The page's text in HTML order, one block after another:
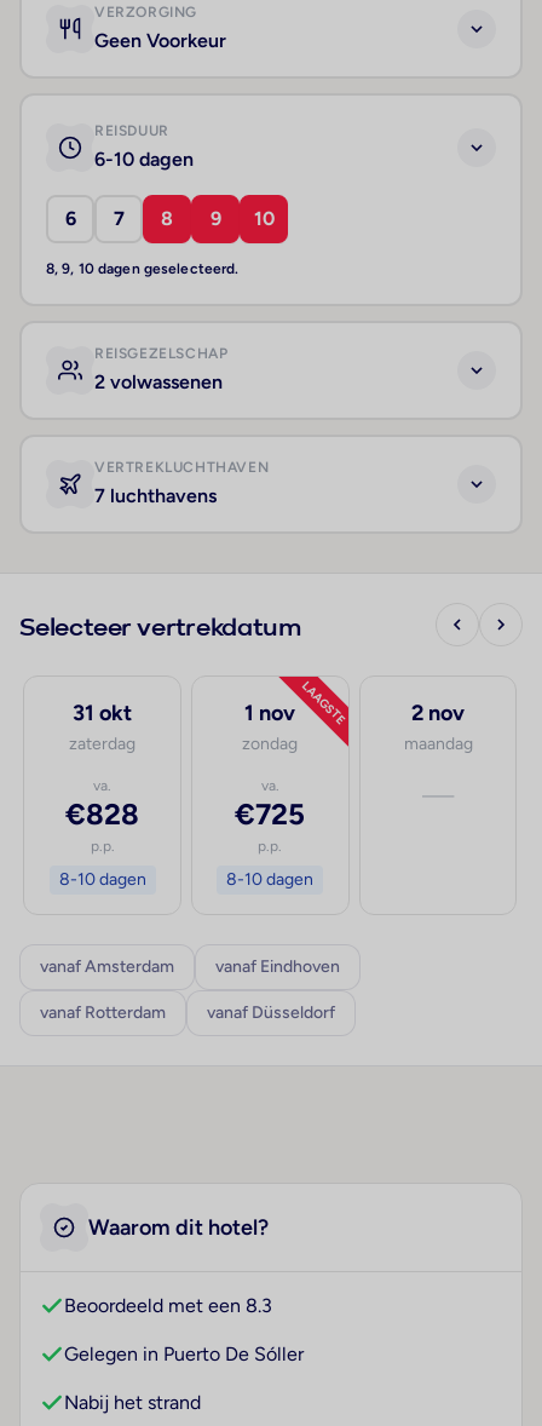
VERZORGING
Geen Voorkeur
REISDUUR
6-10 dagen
6 7 8 9 10
8, 9, 10 dagen geselecteerd.
REISGEZELSCHAP
2 volwassenen
VERTREKLUCHTHAVEN
7 luchthavens
Selecteer vertrekdatum
31 okt
zaterdag
va.
€828
p.p.
8-10 dagen
LAAGSTE
1 nov
zondag
va.
€725
p.p.
8-10 dagen
2 nov
maandag
—
vanaf Amsterdam vanaf Eindhoven
vanaf Rotterdam vanaf Düsseldorf
Waarom dit hotel?
Beoordeeld met een 8.3
Gelegen in Puerto De Sóller
Nabij het strand